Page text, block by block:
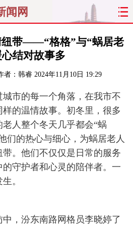
闻网
太原 山西
文明
政务 教育
最太原 网罗民生
热评 社区
纽带——“格格”与“蜗居老
心结对故事多
者：韩睿 2024年11月10日 19:29
市的每一个角落，在我市不
的温情故事。初冬里，很多
人整个冬天几乎都会“蜗
们的热心与细心，为蜗居老人
。他们不仅仅是日常的服务
守护者和心灵的陪伴者。一
。
，汾东南路网格员李晓婷了